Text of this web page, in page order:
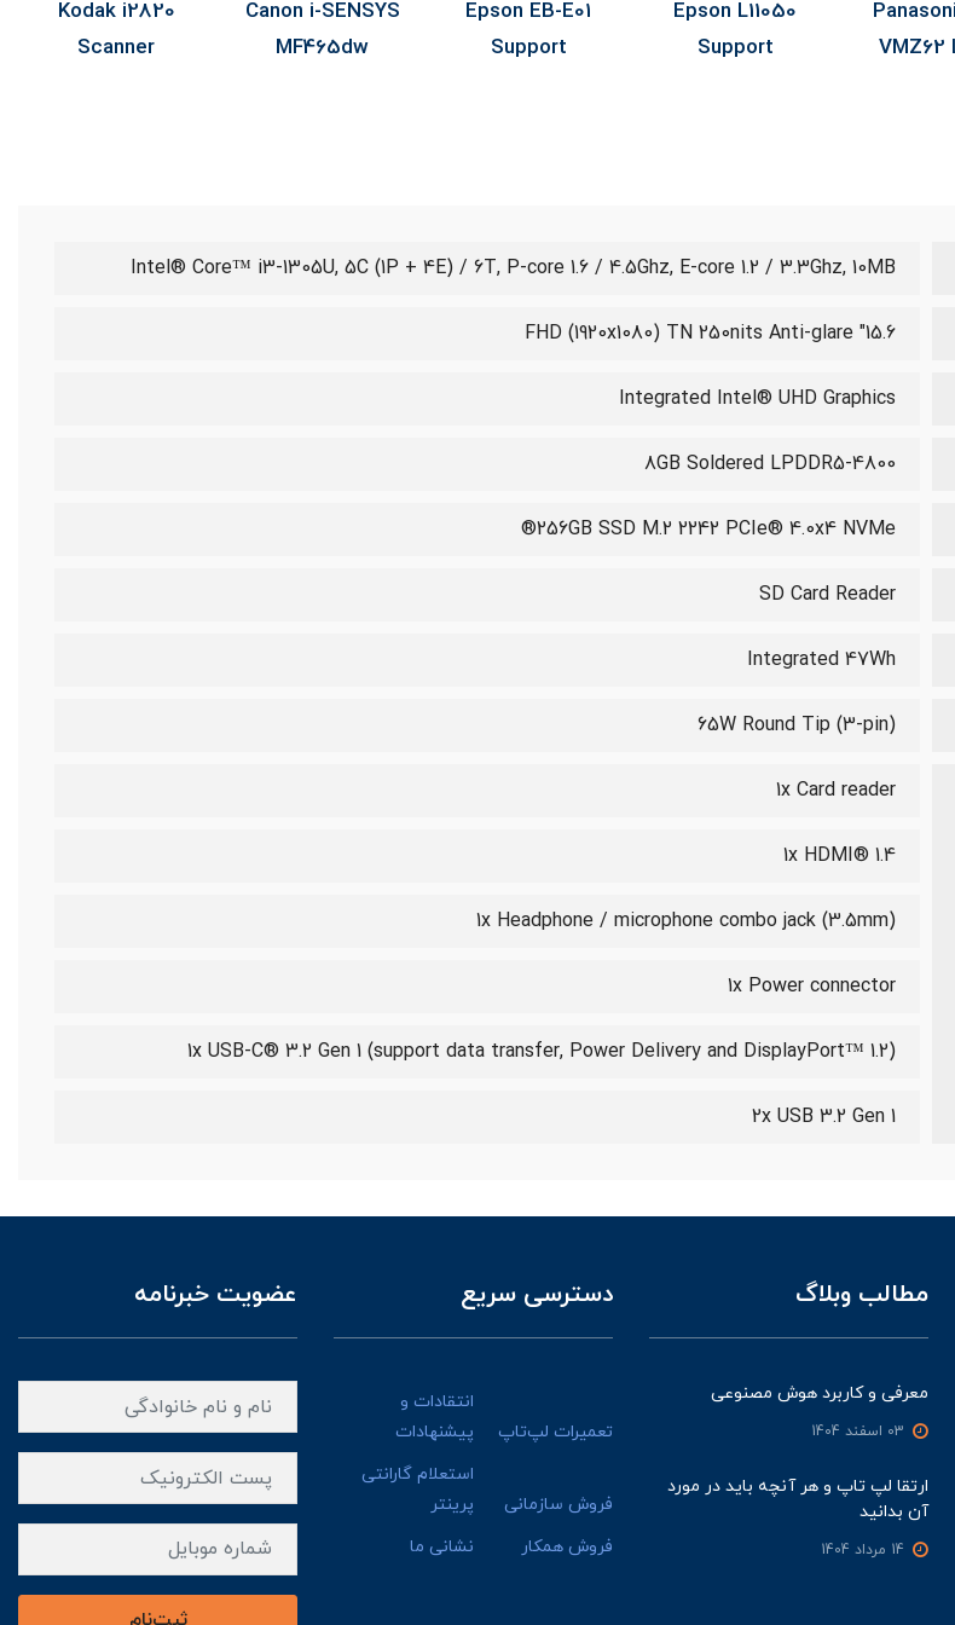
VMZ62
Epson L11050
Support
Epson EB-E01
Support
Canon i-SENSYS
MF465dw
Kodak i2820
Scanner
Intel® Core™ i3-1305U, 5C (1P + 4E) / 6T, P-core 1.6 / 4.5Ghz, E-core 1.2 / 3.3Ghz, 10MB
15.6" FHD (1920x1080) TN 250nits Anti-glare
Integrated Intel® UHD Graphics
8GB Soldered LPDDR5-4800
256GB SSD M.2 2242 PCIe® 4.0x4 NVMe®
SD Card Reader
Integrated 47Wh
65W Round Tip (3-pin)
1x Card reader
1x HDMI® 1.4
1x Headphone / microphone combo jack (3.5mm)
1x Power connector
1x USB-C® 3.2 Gen 1 (support data transfer, Power Delivery and DisplayPort™ 1.2)
2x USB 3.2 Gen 1
مطالب وبلاگ
معرفی و کاربرد هوش مصنوعی
ارتقا لپ تاپ و هر آنچه باید در مورد
آن بدانید
دسترسی سریع
تعمیرات لپ‌تاپ
انتقادات و
پیشنهادات
فروش سازمانی
استعلام گارانتی
پرینتر
فروش همکار
نشانی ما
عضویت خبرنامه